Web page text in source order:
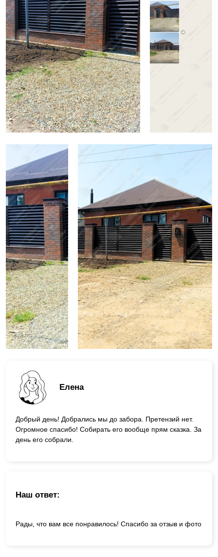
Елена
Добрый день! Добрались мы до забора. Претензий нет.
Огромное спасибо! Собирать его вообще прям сказка. За
день его собрали.
Наш ответ:
Рады, что вам все понравилось! Спасибо за отзыв и фото